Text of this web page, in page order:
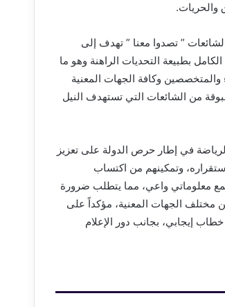
” تصدوا معنا ” تهدف إلى
بطبيعة التحديات الراهنة وهو ما
وكافة الجهات المعنية
من الشائعات التي تستهدف النيل
في إطار حرص الدولة على تعزيز
وتمكينهم من اكتساب
معلوماتي واعي، مما يتطلب ضرورة
مختلف الجهات المعنية، مؤكداً على
إيجابي، بجانب دور الإعلام